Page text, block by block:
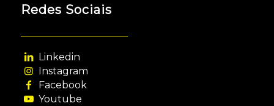
Redes Sociais
Linkedin
Instagram
Facebook
Youtube